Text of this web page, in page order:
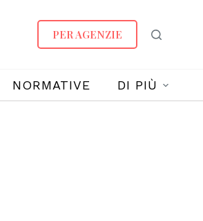
PER AGENZIE
NORMATIVE DI PIÙ